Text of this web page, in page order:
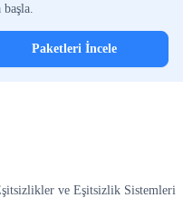
Paketleri İncele
ve Eşitsizlik Sistemleri